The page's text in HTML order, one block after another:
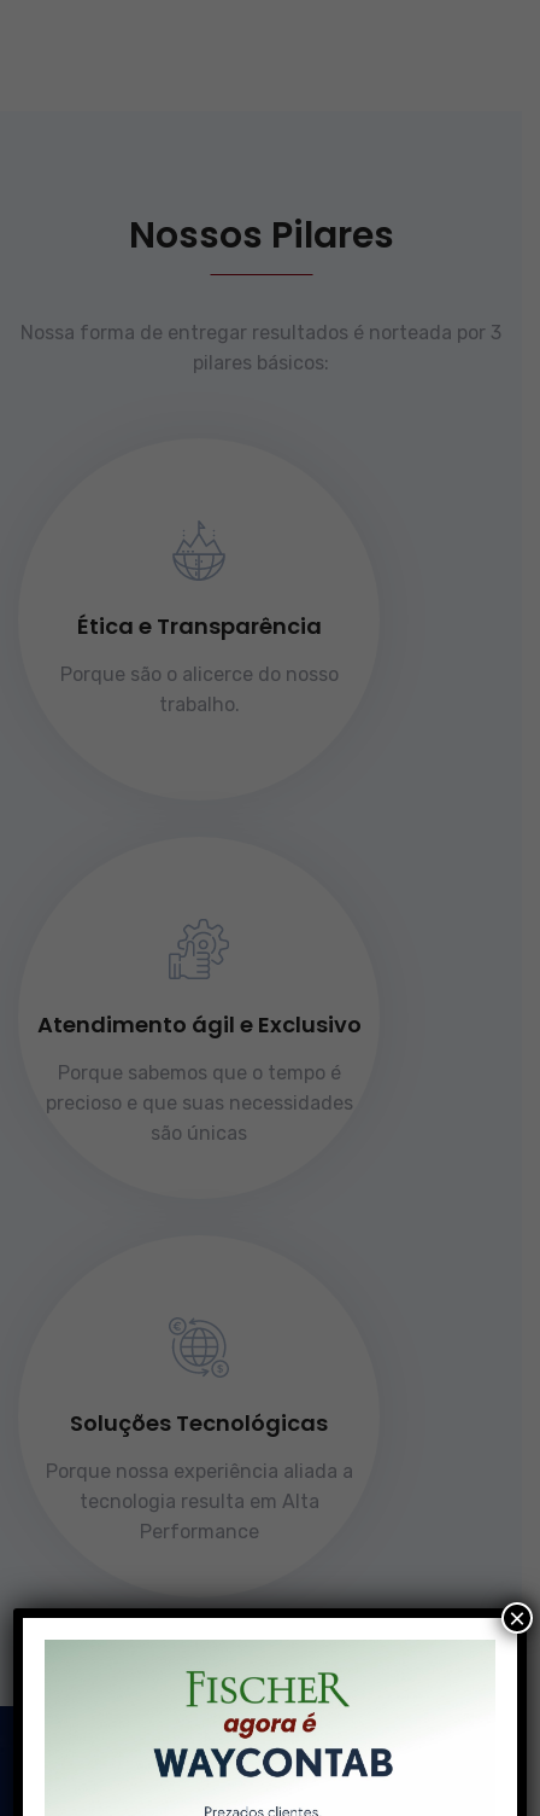
Nossos Pilares
Nossa forma de entregar resultados é norteada por 3
pilares básicos:
Ética e Transparência
Porque são o alicerce do nosso
trabalho.
Atendimento ágil e Exclusivo
Porque sabemos que o tempo é
precioso e que suas necessidades
são únicas
Soluções Tecnológicas
Porque nossa experiência aliada a
tecnologia resulta em Alta
Performance
×